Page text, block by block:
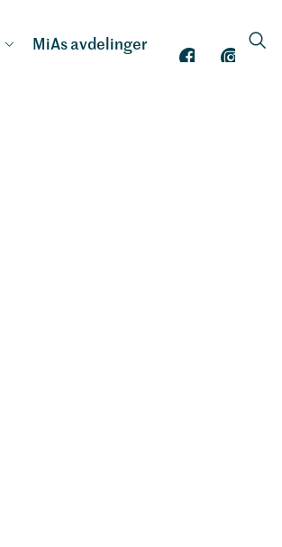
MiAs avdelinger